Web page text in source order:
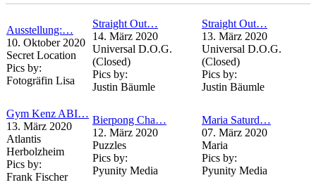
Ausstellung:…
10. Oktober 2020
Secret Location
Pics by:
Fotogräfin Lisa
Straight Out…
14. März 2020
Universal D.O.G.
(Closed)
Pics by:
Justin Bäumle
Straight Out…
13. März 2020
Universal D.O.G.
(Closed)
Pics by:
Justin Bäumle
Gym Kenz ABI…
13. März 2020
Atlantis
Herbolzheim
Pics by:
Frank Fischer
Bierpong Cha…
12. März 2020
Puzzles
Pics by:
Pyunity Media
Maria Saturd…
07. März 2020
Maria
Pics by:
Pyunity Media